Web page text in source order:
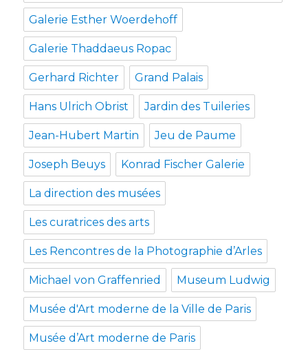
Galerie Esther Woerdehoff
Galerie Thaddaeus Ropac
Gerhard Richter Grand Palais
Hans Ulrich Obrist Jardin des Tuileries
Jean-Hubert Martin Jeu de Paume
Joseph Beuys Konrad Fischer Galerie
La direction des musées
Les curatrices des arts
Les Rencontres de la Photographie d’Arles
Michael von Graffenried Museum Ludwig
Musée d'Art moderne de la Ville de Paris
Musée d’Art moderne de Paris